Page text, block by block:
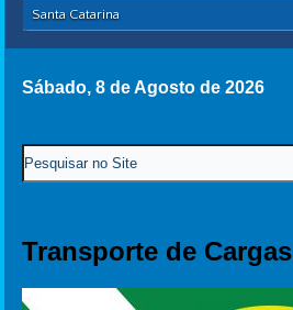
Santa Catarina
Sábado, 8 de Agosto de 2026
Transporte de Cargas